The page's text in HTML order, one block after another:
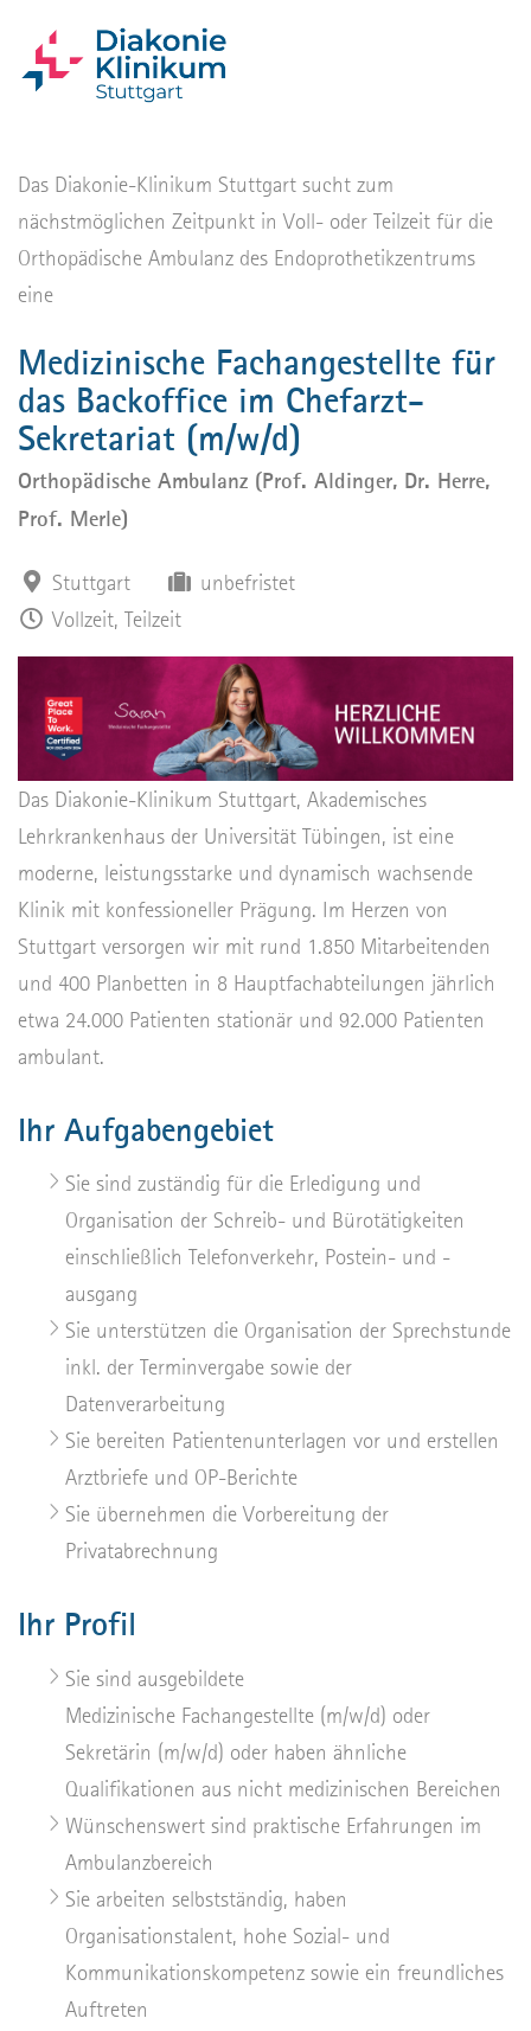
Das Diakonie-Klinikum Stuttgart sucht zum
nächstmöglichen Zeitpunkt in Voll- oder Teilzeit für die
Orthopädische Ambulanz des Endoprothetikzentrums
eine
Medizinische Fachangestellte für
das Backoffice im Chefarzt-
Sekretariat (m/w/d)
Orthopädische Ambulanz (Prof. Aldinger, Dr. Herre,
Prof. Merle)
Stuttgart
unbefristet
Vollzeit, Teilzeit
Das Diakonie-Klinikum Stuttgart, Akademisches
Lehrkrankenhaus der Universität Tübingen, ist eine
moderne, leistungsstarke und dynamisch wachsende
Klinik mit konfessioneller Prägung. Im Herzen von
Stuttgart versorgen wir mit rund 1.850 Mitarbeitenden
und 400 Planbetten in 8 Hauptfachabteilungen jährlich
etwa 24.000 Patienten stationär und 92.000 Patienten
ambulant.
Ihr Aufgabengebiet
Sie sind zuständig für die Erledigung und
Organisation der Schreib- und Bürotätigkeiten
einschließlich Telefonverkehr, Postein- und -
ausgang
Sie unterstützen die Organisation der Sprechstunde
inkl. der Terminvergabe sowie der
Datenverarbeitung
Sie bereiten Patientenunterlagen vor und erstellen
Arztbriefe und OP-Berichte
Sie übernehmen die Vorbereitung der
Privatabrechnung
Ihr Profil
Sie sind ausgebildete
Medizinische Fachangestellte (m/w/d) oder
Sekretärin (m/w/d) oder haben ähnliche
Qualifikationen aus nicht medizinischen Bereichen
Wünschenswert sind praktische Erfahrungen im
Ambulanzbereich
Sie arbeiten selbstständig, haben
Organisationstalent, hohe Sozial- und
Kommunikationskompetenz sowie ein freundliches
Auftreten